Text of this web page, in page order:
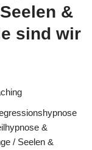
&
sind wir
&
/ Seelen &